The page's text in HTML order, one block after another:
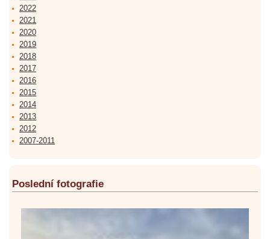
2022
2021
2020
2019
2018
2017
2016
2015
2014
2013
2012
2007-2011
Poslední fotografie